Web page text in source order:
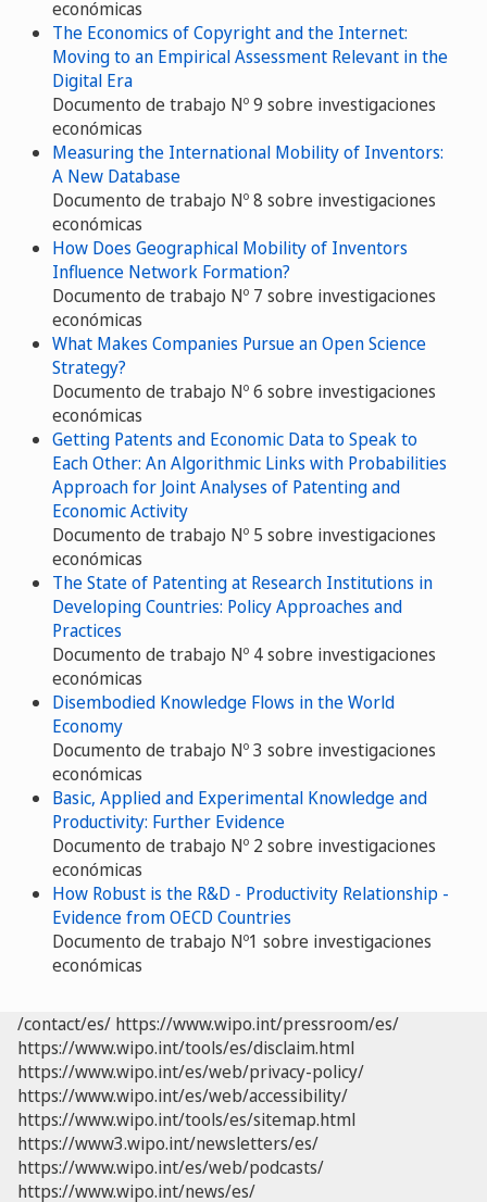
económicas
The Economics of Copyright and the Internet:
Moving to an Empirical Assessment Relevant in the
Digital Era
Documento de trabajo Nº 9 sobre investigaciones
económicas
Measuring the International Mobility of Inventors:
A New Database
Documento de trabajo Nº 8 sobre investigaciones
económicas
How Does Geographical Mobility of Inventors
Influence Network Formation?
Documento de trabajo Nº 7 sobre investigaciones
económicas
What Makes Companies Pursue an Open Science
Strategy?
Documento de trabajo Nº 6 sobre investigaciones
económicas
Getting Patents and Economic Data to Speak to
Each Other: An Algorithmic Links with Probabilities
Approach for Joint Analyses of Patenting and
Economic Activity
Documento de trabajo Nº 5 sobre investigaciones
económicas
The State of Patenting at Research Institutions in
Developing Countries: Policy Approaches and
Practices
Documento de trabajo Nº 4 sobre investigaciones
económicas
Disembodied Knowledge Flows in the World
Economy
Documento de trabajo Nº 3 sobre investigaciones
económicas
Basic, Applied and Experimental Knowledge and
Productivity: Further Evidence
Documento de trabajo Nº 2 sobre investigaciones
económicas
How Robust is the R&D - Productivity Relationship -
Evidence from OECD Countries
Documento de trabajo Nº1 sobre investigaciones
económicas
/contact/es/ https://www.wipo.int/pressroom/es/
https://www.wipo.int/tools/es/disclaim.html
https://www.wipo.int/es/web/privacy-policy/
https://www.wipo.int/es/web/accessibility/
https://www.wipo.int/tools/es/sitemap.html
https://www3.wipo.int/newsletters/es/
https://www.wipo.int/es/web/podcasts/
https://www.wipo.int/news/es/